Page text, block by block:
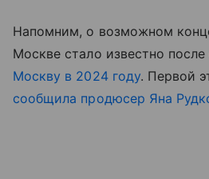
Напомним, о возможном
Москве стало известно после
Москву в 2024 году. Первой
сообщила продюсер Яна